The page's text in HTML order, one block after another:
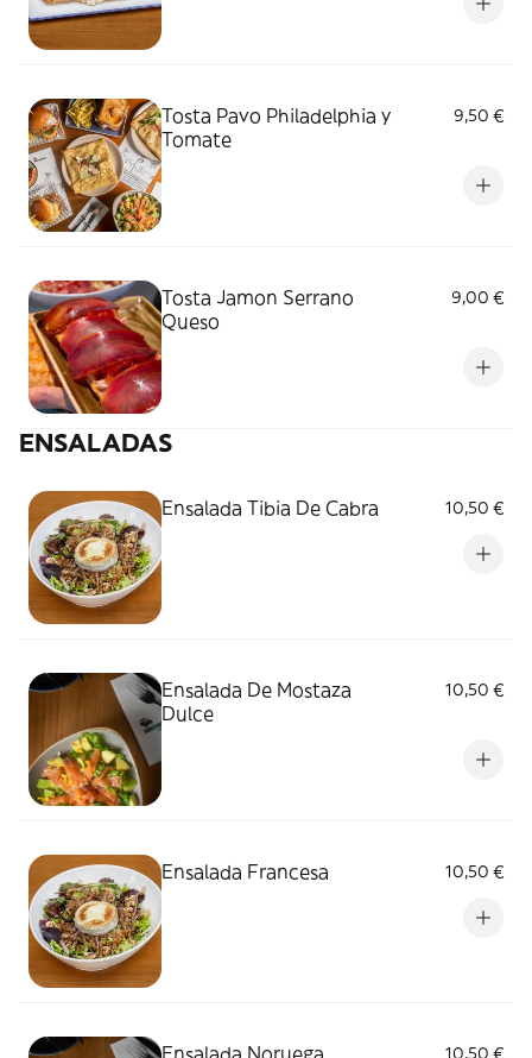
Tosta Pavo Philadelphia y
Tomate
9,50 €
Tosta Jamon Serrano
Queso
9,00 €
ENSALADAS
Ensalada Tibia De Cabra 10,50 €
Ensalada De Mostaza
Dulce
10,50 €
Ensalada Francesa 10,50 €
Ensalada Noruega 10,50 €